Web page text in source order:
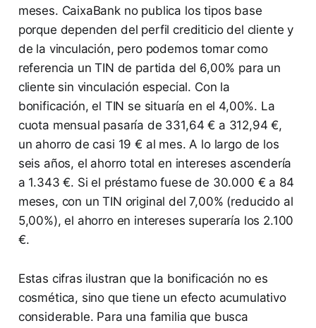
meses. CaixaBank no publica los tipos base
porque dependen del perfil crediticio del cliente y
de la vinculación, pero podemos tomar como
referencia un TIN de partida del 6,00% para un
cliente sin vinculación especial. Con la
bonificación, el TIN se situaría en el 4,00%. La
cuota mensual pasaría de 331,64 € a 312,94 €,
un ahorro de casi 19 € al mes. A lo largo de los
seis años, el ahorro total en intereses ascendería
a 1.343 €. Si el préstamo fuese de 30.000 € a 84
meses, con un TIN original del 7,00% (reducido al
5,00%), el ahorro en intereses superaría los 2.100
€.
Estas cifras ilustran que la bonificación no es
cosmética, sino que tiene un efecto acumulativo
considerable. Para una familia que busca